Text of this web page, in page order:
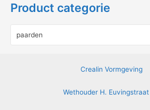
Product categorie
paarden
Crealin Vormgeving
Wethouder H.